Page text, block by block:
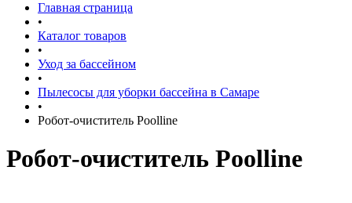
Главная страница
•
Каталог товаров
•
Уход за бассейном
•
Пылесосы для уборки бассейна в Самаре
•
Робот-очиститель Poolline
Робот-очиститель Poolline